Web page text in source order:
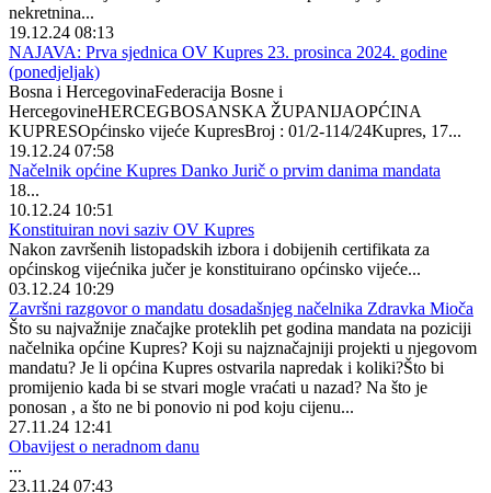
nekretnina...
19.12.24 08:13
NAJAVA: Prva sjednica OV Kupres 23. prosinca 2024. godine
(ponedjeljak)
Bosna i HercegovinaFederacija Bosne i
HercegovineHERCEGBOSANSKA ŽUPANIJAOPĆINA
KUPRESOpćinsko vijeće KupresBroj : 01/2-114/24Kupres, 17...
19.12.24 07:58
Načelnik općine Kupres Danko Jurič o prvim danima mandata
18...
10.12.24 10:51
Konstituiran novi saziv OV Kupres
Nakon završenih listopadskih izbora i dobijenih certifikata za
općinskog vijećnika jučer je konstituirano općinsko vijeće...
03.12.24 10:29
Završni razgovor o mandatu dosadašnjeg načelnika Zdravka Mioča
Što su najvažnije značajke proteklih pet godina mandata na poziciji
načelnika općine Kupres? Koji su najznačajniji projekti u njegovom
mandatu? Je li općina Kupres ostvarila napredak i koliki?Što bi
promijenio kada bi se stvari mogle vraćati u nazad? Na što je
ponosan , a što ne bi ponovio ni pod koju cijenu...
27.11.24 12:41
Obavijest o neradnom danu
...
23.11.24 07:43